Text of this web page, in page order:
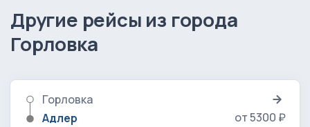
Другие рейсы из города
Горловка
Горловка
Адлер
от 5300 ₽